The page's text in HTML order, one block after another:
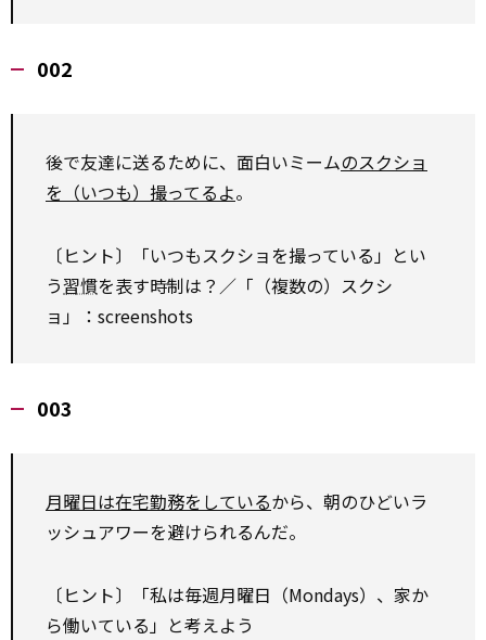
002
後で友達に送るために、面白いミームのスクショ
を（いつも）撮ってるよ。
〔ヒント〕「いつもスクショを撮っている」とい
う習慣を表す時制は？／「（複数の）スクシ
ョ」：screenshots
003
月曜日は在宅勤務をしているから、朝のひどいラ
ッシュアワーを避けられるんだ。
〔ヒント〕「私は毎週月曜日（Mondays）、家か
ら働いている」と考えよう